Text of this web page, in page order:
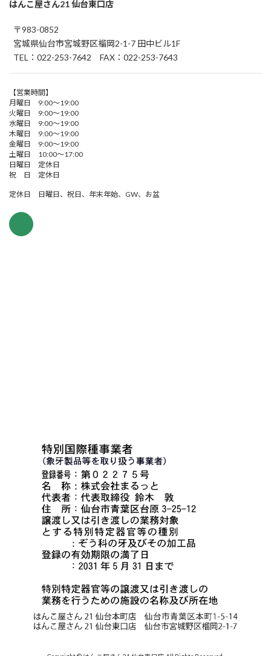
はんこ屋さん21 仙台東口店
〒983-0852
宮城県仙台市宮城野区榴岡2-1-7 田中ビル1F
TEL：022-253-7642 FAX：022-253-7643
【営業時間】
月曜日 9:00～19:00
火曜日 9:00～19:00
水曜日 9:00～19:00
木曜日 9:00～19:00
金曜日 9:00～19:00
土曜日 10:00～17:00
日曜日 定休日
祝 日 定休日
定休日 日曜日、祝日、年末年始、GW、お盆